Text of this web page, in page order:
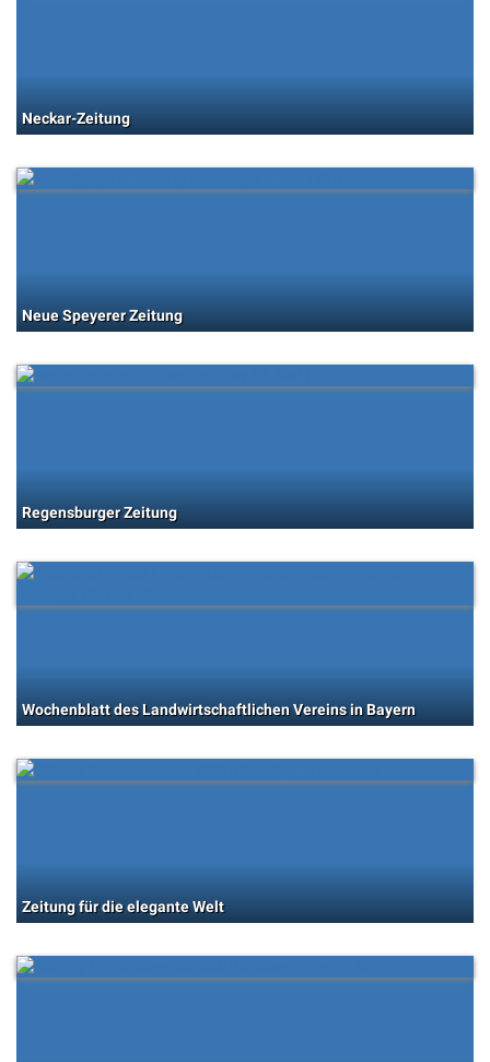
Neckar-Zeitung
Neue Speyerer Zeitung
Regensburger Zeitung
Wochenblatt des Landwirtschaftlichen Vereins in Bayern
Zeitung für die elegante Welt